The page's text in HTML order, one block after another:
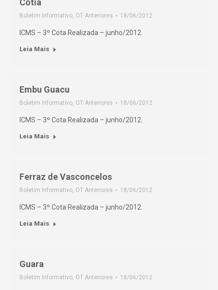
Cotia
Boletim Informativo, OT Anteriores 18/06/2012
ICMS – 3º Cota Realizada – junho/2012.
Leia Mais
Embu Guacu
Boletim Informativo, OT Anteriores 18/06/2012
ICMS – 3º Cota Realizada – junho/2012.
Leia Mais
Ferraz de Vasconcelos
Boletim Informativo, OT Anteriores 18/06/2012
ICMS – 3º Cota Realizada – junho/2012.
Leia Mais
Guara
Boletim Informativo, OT Anteriores 18/06/2012